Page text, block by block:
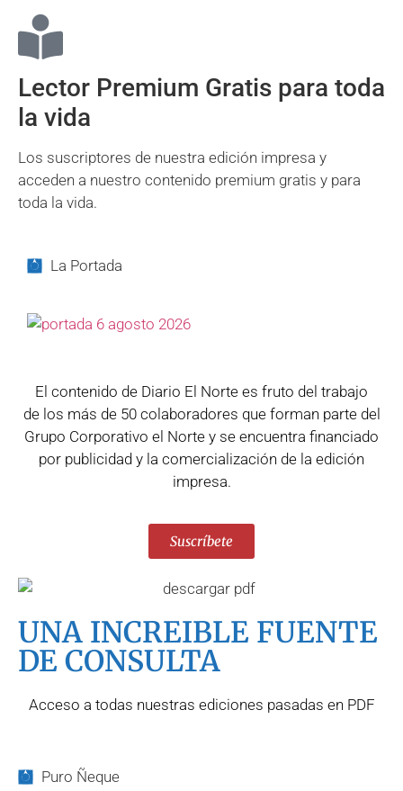
Lector Premium Gratis para toda
la vida
Los suscriptores de nuestra edición impresa y
acceden a nuestro contenido premium gratis y para
toda la vida.
La Portada
El contenido de Diario El Norte es fruto del trabajo
de los más de 50 colaboradores que forman parte del
Grupo Corporativo el Norte y se encuentra financiado
por publicidad y la comercialización de la edición
impresa.
Suscríbete
UNA INCREIBLE FUENTE
DE CONSULTA
Acceso a todas nuestras ediciones pasadas en PDF
Puro Ñeque